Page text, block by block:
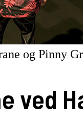
og Pinny
ved